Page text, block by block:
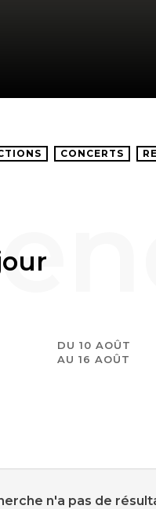
CONCERTS
DU 10 AOÛT
AU 16 AOÛT
n'a pas de